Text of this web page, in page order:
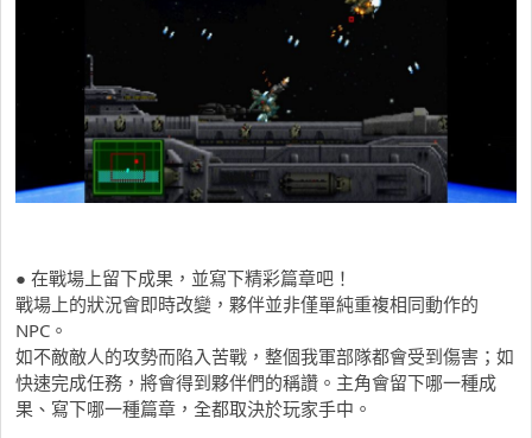
● 在戰場上留下成果，並寫下精彩篇章吧！
戰場上的狀況會即時改變，夥伴並非僅單純重複相同動作的
NPC。
如不敵敵人的攻勢而陷入苦戰，整個我軍部隊都會受到傷害；如
快速完成任務，將會得到夥伴們的稱讚。主角會留下哪一種成
果、寫下哪一種篇章，全都取決於玩家手中。